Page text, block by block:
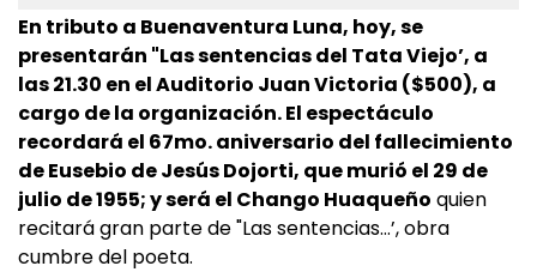
En tributo a Buenaventura Luna, hoy, se
presentarán "Las sentencias del Tata Viejo’, a
las 21.30 en el Auditorio Juan Victoria ($500), a
cargo de la organización. El espectáculo
recordará el 67mo. aniversario del fallecimiento
de Eusebio de Jesús Dojorti, que murió el 29 de
julio de 1955; y será el Chango Huaqueño quien
recitará gran parte de "Las sentencias…’, obra
cumbre del poeta.